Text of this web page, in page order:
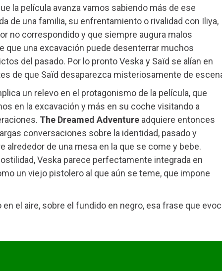
la película avanza vamos sabiendo más de ese
de una familia, su enfrentamiento o rivalidad con Iliya,
no correspondido y que siempre augura malos
que una excavación puede desenterrar muchos
del pasado. Por lo pronto Veska y Saïd se alían en
de que Saïd desaparezca misteriosamente de
un relevo en el protagonismo de la película, que
en la excavación y más en su coche visitando a
The Dreamed Adventureadquiere entonces
conversaciones sobre la identidad, pasado y
de una mesa en la que se come y bebe.
Veska parece perfectamente integrada en
un viejo pistolero al que aún se teme, que impone
el aire, sobre el fundido en negro, esa frase que